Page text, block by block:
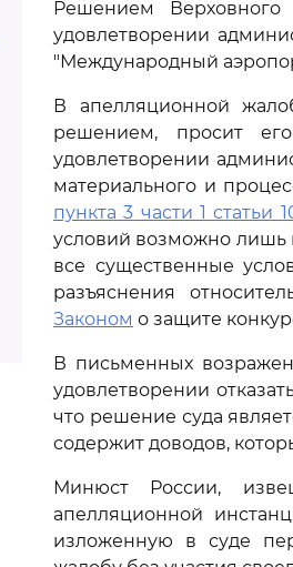
Решением
удовлетворении
"Международный
В апелляционной
решением, просит
удовлетворении
материального и
пункта 3 части 1 статьи
условий возможно лишь
все существенные
разъяснения
Законом о защите
В письменных
удовлетворении
что решение суда
содержит доводов,
Минюст России,
апелляционной
изложенную в суде